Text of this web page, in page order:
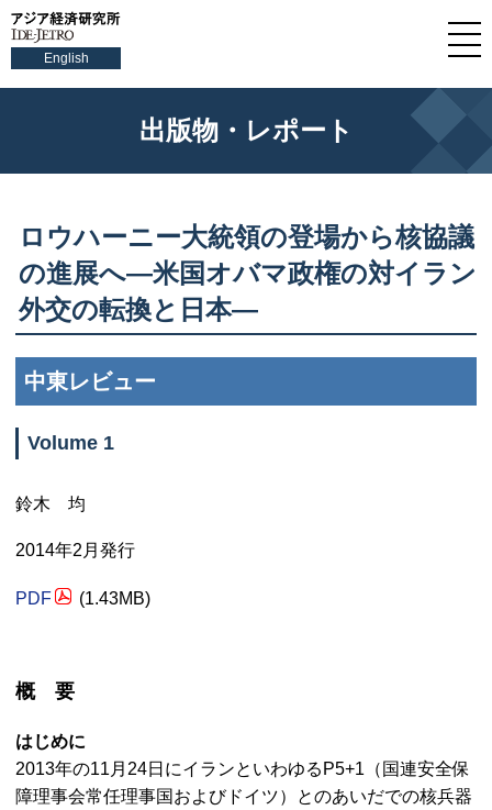
English
出版物・レポート
ロウハーニー大統領の登場から核協議
の進展へ—米国オバマ政権の対イラン
外交の転換と日本—
中東レビュー
Volume 1
鈴木 均
2014年2月発行
PDF (1.43MB)
概 要
はじめに
2013年の11月24日にイランといわゆる P5+1 （国連安全保
障理事会常任理事国およびドイツ）とのあいだでの核兵器